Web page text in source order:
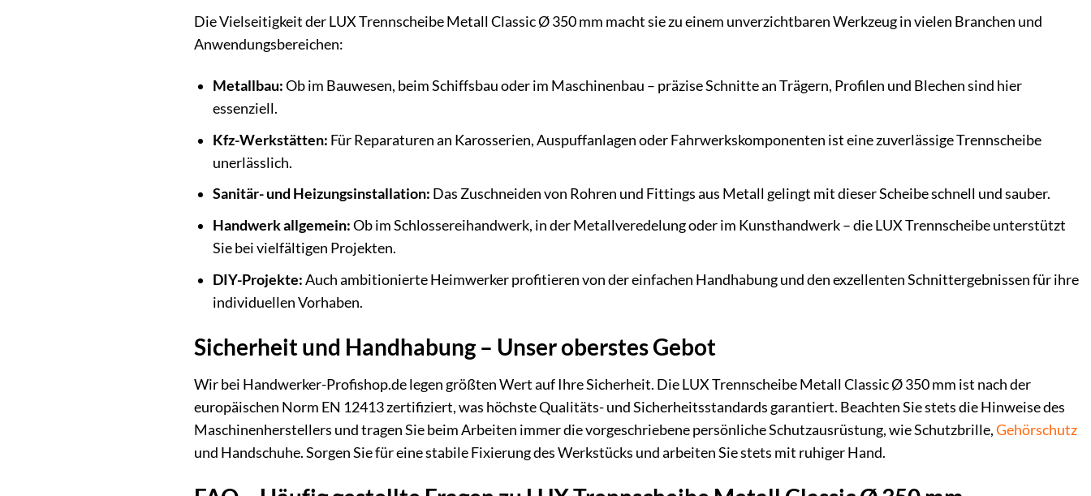
Die Vielseitigkeit der LUX Trennscheibe Metall Classic Ø 350 mm macht sie zu einem unverzichtbaren Werkzeug in vielen Branchen und
Anwendungsbereichen:
Metallbau:Ob im Bauwesen, beim Schiffsbau oder im Maschinenbau – präzise Schnitte an Trägern, Profilen und Blechen sind hier
essenziell.
Kfz-Werkstätten: Für Reparaturen an Karosserien, Auspuffanlagen oder Fahrwerkskomponenten ist eine zuverlässige Trennscheibe
unerlässlich.
Sanitär- und Heizungsinstallation: Das Zuschneiden von Rohren und Fittings aus Metall gelingt mit dieser Scheibe schnell und sauber.
Handwerk allgemein:Ob im Schlossereihandwerk, in der Metallveredelung oder im Kunsthandwerk – die LUX Trennscheibe unterstützt
Sie bei vielfältigen Projekten.
DIY-Projekte:Auch ambitionierte Heimwerker profitieren von der einfachen Handhabung und den exzellenten Schnittergebnissen für ihre
individuellen Vorhaben.
Sicherheit und Handhabung – Unser oberstes Gebot
Wir bei Handwerker-Profishop.de legen größten Wert auf Ihre Sicherheit. Die LUX Trennscheibe Metall Classic Ø 350 mm ist nach der
europäischen Norm EN 12413 zertifiziert, was höchste Qualitäts- und Sicherheitsstandards garantiert. Beachten Sie stets die Hinweise des
Maschinenherstellers und tragen Sie beim Arbeiten immer die vorgeschriebene persönliche Schutzausrüstung, wie Schutzbrille,Gehörschutz
und Handschuhe. Sorgen Sie für eine stabile Fixierung des Werkstücks und arbeiten Sie stets mit ruhiger Hand.